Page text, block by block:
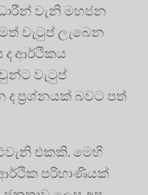
වැනි මහජන
වැටුප් ලැබෙන
ද ආර්ථිකය
වැටුප්
ප්‍රශ්නයක් බවට පත්
එකකි. මෙහි
පරිහාණියක්